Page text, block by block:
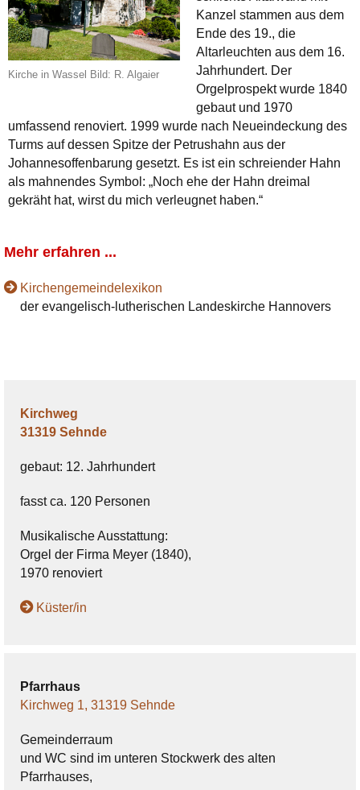
Kirche in Wassel Bild: R. Algaier
Kanzel stammen aus dem
Ende des 19., die
Altarleuchten aus dem 16.
Jahrhundert. Der
Orgelprospekt wurde 1840
gebaut und 1970
umfassend renoviert. 1999 wurde nach Neueindeckung des
Turms auf dessen Spitze der Petrushahn aus der
Johannesoffenbarung gesetzt. Es ist ein schreiender Hahn
als mahnendes Symbol: „Noch ehe der Hahn dreimal
gekräht hat, wirst du mich verleugnet haben.“
Mehr erfahren ...
Kirchengemeindelexikon
der evangelisch-lutherischen Landeskirche Hannovers
Kirchweg
31319 Sehnde
gebaut: 12. Jahrhundert
fasst ca. 120 Personen
Musikalische Ausstattung:
Orgel der Firma Meyer (1840),
1970 renoviert
Küster/in
Pfarrhaus
Kirchweg 1, 31319 Sehnde
Gemeinderraum
​und WC sind im unteren Stockwerk des alten
Pfarrhauses,